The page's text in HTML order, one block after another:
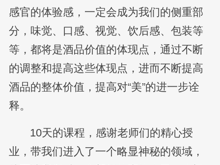
感官的体验感，一定会成为我们的侧重部
分，味觉、口感、视觉、饮后感、包装等
等，都将是酒品价值的体现点，通过不断
的调整和提高这些体现点，进而不断提高
酒品的整体价值，提高对“美”的进一步诠
释。
10天的课程，感谢老师们的精心授
业，带我们进入了一个略显神秘的领域，